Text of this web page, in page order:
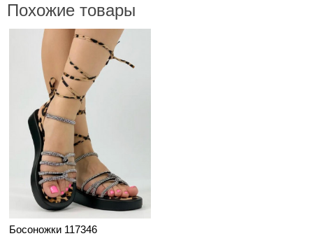
Похожие товары
Босоножки 117346